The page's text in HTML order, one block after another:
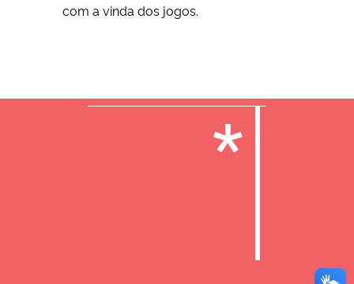
com a vinda dos jogos.